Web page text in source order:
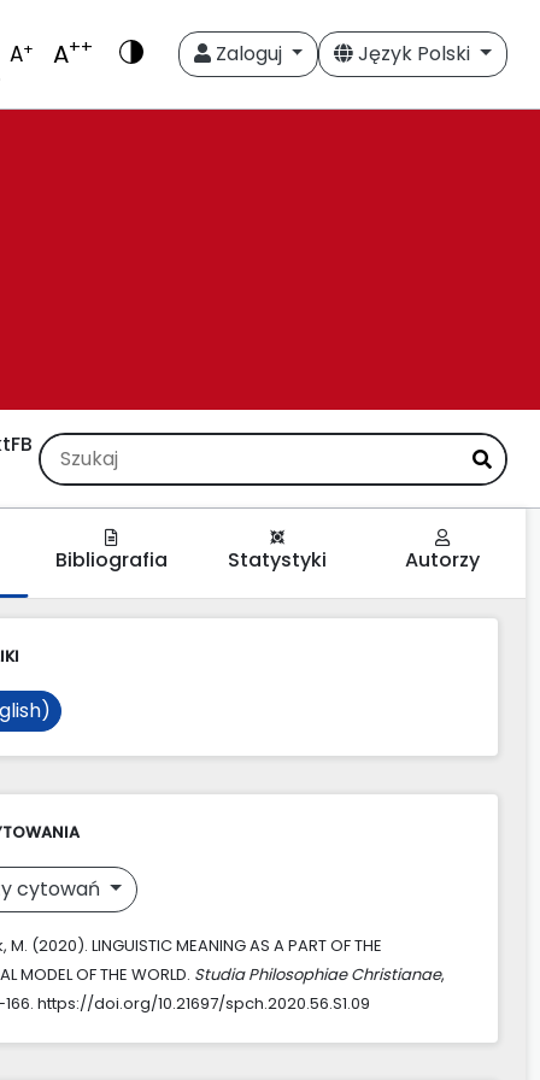
A+ A++ Zaloguj Język Polski
FB
Bibliografia Statystyki Autorzy
cytowań
(2020). LINGUISTIC MEANING AS A PART OF THE
MODEL OF THE WORLD. Studia Philosophiae Christianae,
https://doi.org/10.21697/spch.2020.56.S1.09